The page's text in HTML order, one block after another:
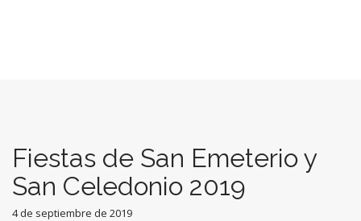
Fiestas de San Emeterio y
San Celedonio 2019
4 de septiembre de 2019